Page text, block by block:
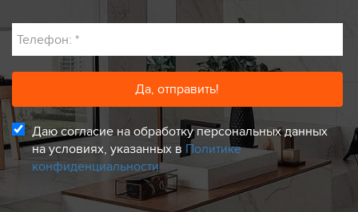
Телефон: *
Даю согласие на обработку персональных данных
на условиях, указанных в Политике
конфиденциальности